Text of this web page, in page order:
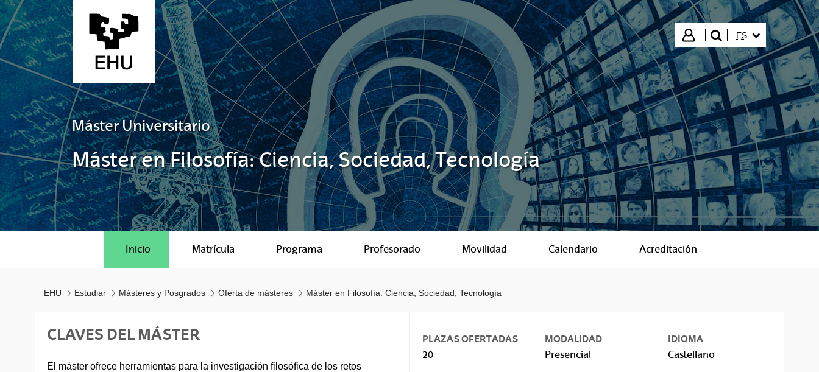
Saltar al contenido principal
Iniciar sesión
buscar"
IDIOMA
ES
Máster Universitario
Máster en Filosofía: Ciencia, Sociedad, Tecnología
Inicio Matrícula Programa Profesorado Movilidad Calendario Acreditación
EHU Estudiar Másteres y Posgrados Oferta de másteres Máster en Filosofía: Ciencia, Sociedad, Tecnología
CLAVES DEL MÁSTER
El máster ofrece herramientas para la investigación filosófica de los retos
PLAZAS OFERTADAS
20
MODALIDAD
Presencial
IDIOMA
Castellano